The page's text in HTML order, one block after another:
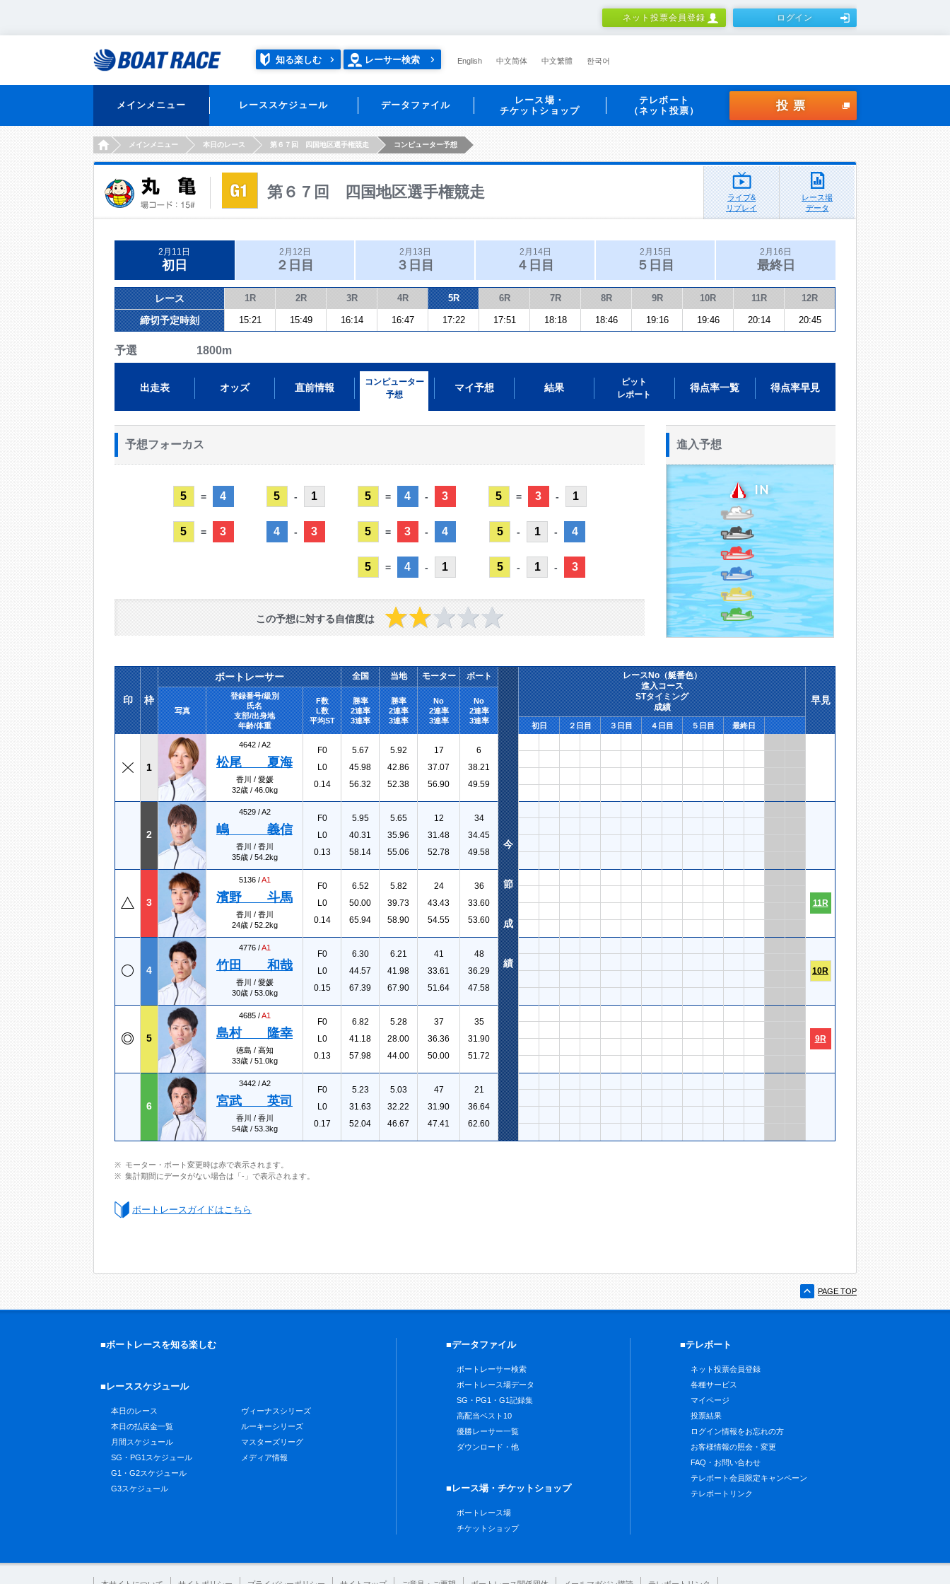
ネット投票会員登録 ログイン
知る楽しむ レーサー検索 English 中文简体 中文繁體 한국어
メインメニュー レーススケジュール データファイル
レース場・
チケットショップ
テレボート
（ネット投票）
投票
HOMEメインメニュー 本日のレース 第６７回 四国地区選手権競走 コンピューター予想
第６７回 四国地区選手権競走
ライブ&
リプレイ
レース場
データ
2月11日
初日
2月12日
２日目
2月13日
３日目
2月14日
４日目
2月15日
５日目
2月16日
最終日
レース 1R 2R 3R 4R 5R 6R 7R 8R 9R 10R 11R 12R
締切予定時刻 15:21 15:49 16:14 16:47 17:22 17:51 18:18 18:46 19:16 19:46 20:14 20:45
予選 1800m
出走表 オッズ 直前情報
コンピューター
予想
マイ予想 結果
ピット
レポート
得点率一覧 得点率早見
予想フォーカス
5 = 4
5 = 3
5 - 1
4 - 3
5 = 4 - 3
5 = 3 - 4
5 = 4 - 1
5 = 3 - 1
5 - 1 - 4
5 - 1 - 3
この予想に対する自信度は
進入予想
印 枠
ボートレーサー 全国 当地 モーター ボート
レースNo（艇番色）
進入コース
STタイミング
成績
早見
写真
登録番号/級別
氏名
支部/出身地
年齢/体重
F数
L数
平均ST
勝率
2連率
3連率
勝率
2連率
3連率
No
2連率
3連率
No
2連率
3連率
初日 ２日目 ３日目 ４日目 ５日目 最終日
1
4642 /A2
松尾 夏海
香川 / 愛媛
32歳 / 46.0kg
F0
L0
0.14
5.67
45.98
56.32
5.92
42.86
52.38
17
37.07
56.90
6
38.21
49.59
2
4529 /A2
嶋 義信
香川 / 香川
35歳 / 54.2kg
F0
L0
0.13
5.95
40.31
58.14
5.65
35.96
55.06
12
31.48
52.78
34
34.45
49.58
3
5136 /A1
濱野 斗馬
香川 / 香川
24歳 / 52.2kg
F0
L0
0.14
6.52
50.00
65.94
5.82
39.73
58.90
24
43.43
54.55
36
33.60
53.60
11R
4
4776 /A1
竹田 和哉
香川 / 愛媛
30歳 / 53.0kg
F0
L0
0.15
6.30
44.57
67.39
6.21
41.98
67.90
41
33.61
51.64
48
36.29
47.58
10R
5
4685 /A1
島村 隆幸
徳島 / 高知
33歳 / 51.0kg
F0
L0
0.13
6.82
41.18
57.98
5.28
28.00
44.00
37
36.36
50.00
35
31.90
51.72
9R
6
3442 /A2
宮武 英司
香川 / 香川
54歳 / 53.3kg
F0
L0
0.17
5.23
31.63
52.04
5.03
32.22
46.67
47
31.90
47.41
21
36.64
62.60
今
節
成
績
モーター・ボート変更時は赤で表示されます。
集計期間にデータがない場合は「-」で表示されます。
ボートレースガイドはこちら
PAGE TOP
■ボートレースを知る楽しむ
■レーススケジュール
本日のレース
本日の払戻金一覧
月間スケジュール
SG・PG1スケジュール
G1・G2スケジュール
G3スケジュール
ヴィーナスシリーズ
ルーキーシリーズ
マスターズリーグ
メディア情報
■データファイル
ボートレーサー検索
ボートレース場データ
SG・PG1・G1記録集
高配当ベスト10
優勝レーサー一覧
ダウンロード・他
■レース場・チケットショップ
ボートレース場
チケットショップ
■テレボート
ネット投票会員登録
各種サービス
マイページ
投票結果
ログイン情報をお忘れの方
お客様情報の照会・変更
FAQ・お問い合わせ
テレボート会員限定キャンペーン
テレボートリンク